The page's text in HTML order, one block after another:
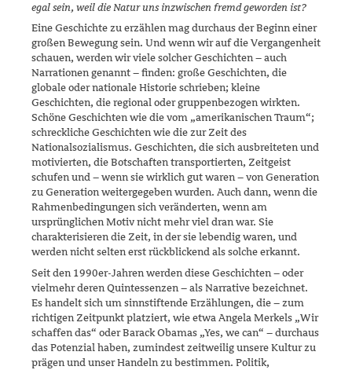
egal sein, weil die Natur uns inzwischen fremd geworden ist?
Eine Geschichte zu erzählen mag durchaus der Beginn einer
großen Bewegung sein. Und wenn wir auf die Vergangenheit
schauen, werden wir viele solcher Geschichten – auch
Narrationen genannt – finden: große Geschichten, die
globale oder nationale Historie schrieben; kleine
Geschichten, die regional oder gruppenbezogen wirkten.
Schöne Ge­schichten wie die vom „amerikanischen Traum“;
schreckliche Geschich­ten wie die zur Zeit des
Nationalsozialismus. Geschichten, die sich aus­breiteten und
motivierten, die Botschaften transportierten, Zeitgeist
schufen und – wenn sie wirklich gut waren – von Genera­tion
zu Gene­ration weitergegeben wurden. Auch dann, wenn die
Rahmenbedingun­gen sich veränderten, wenn am
ursprünglichen Motiv nicht mehr viel dran war. Sie
charakterisieren die Zeit, in der sie lebendig waren, und
werden nicht selten erst rückblickend als solche erkannt.
Seit den 1990er-Jahren werden diese Geschichten – oder
vielmehr deren Quintessenzen – als Narrative bezeichnet.
Es handelt sich um sinnstif­tende Erzählungen, die – zum
richtigen Zeitpunkt platziert, wie etwa Angela Merkels „Wir
schaffen das“ oder Barack Obamas „Yes, we can“ – durchaus
das Potenzial haben, zumindest zeitweilig unsere Kultur zu
prägen und unser Handeln zu bestimmen. Politik,